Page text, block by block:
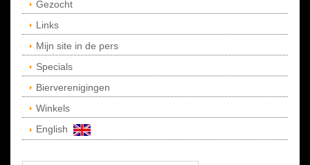
Gezocht
Links
Mijn site in de pers
Specials
Bierverenigingen
Winkels
English